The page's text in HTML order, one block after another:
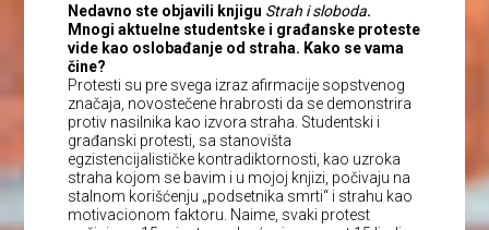
Nedavno ste objavili knjigu Strah i sloboda.
Mnogi aktuelne studentske i građanske proteste
vide kao oslobađanje od straha. Kako se vama
čine?
Protesti su pre svega izraz afirmacije sopstvenog
značaja, novostečene hrabrosti da se demonstrira
protiv nasilnika kao izvora straha. Studentski i
građanski protesti, sa stanovišta
egzistencijalističke kontradiktornosti, kao uzroka
straha kojom se bavim i u mojoj knjizi, počivaju na
stalnom korišćenju „podsetnika smrti“ i strahu kao
motivacionom faktoru. Naime, svaki protest